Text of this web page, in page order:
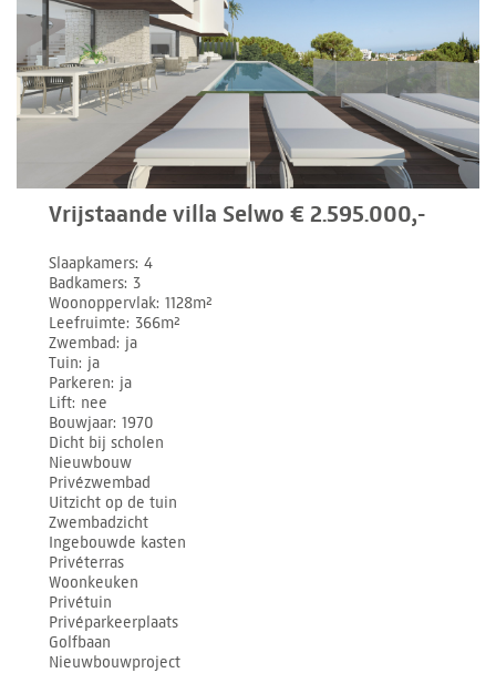
Vrijstaande villa Selwo € 2.595.000,-
Slaapkamers 4
Badkamers 3
Woonoppervlak 1128m²
Leefruimte 366m²
Zwembad ja
Tuin ja
Parkeren ja
Lift nee
Bouwjaar 1970
Dicht bij scholen
Nieuwbouw
Privézwembad
Uitzicht op de tuin
Zwembadzicht
Ingebouwde kasten
Privéterras
Woonkeuken
Privétuin
Privéparkeerplaats
Golfbaan
Nieuwbouwproject